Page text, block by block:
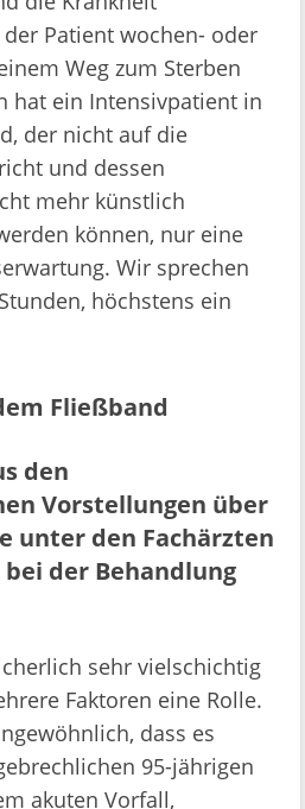
Patient wochen- oder
Weg zum Sterben
hat ein Intensivpatient in
der nicht auf die
und dessen
mehr künstlich
können, nur eine
Wir sprechen
höchstens ein
Fließband
den
Vorstellungen über
unter den Fachärzten
der Behandlung
sehr vielschichtig
Faktoren eine Rolle.
dass es
95-jährigen
akuten Vorfall,